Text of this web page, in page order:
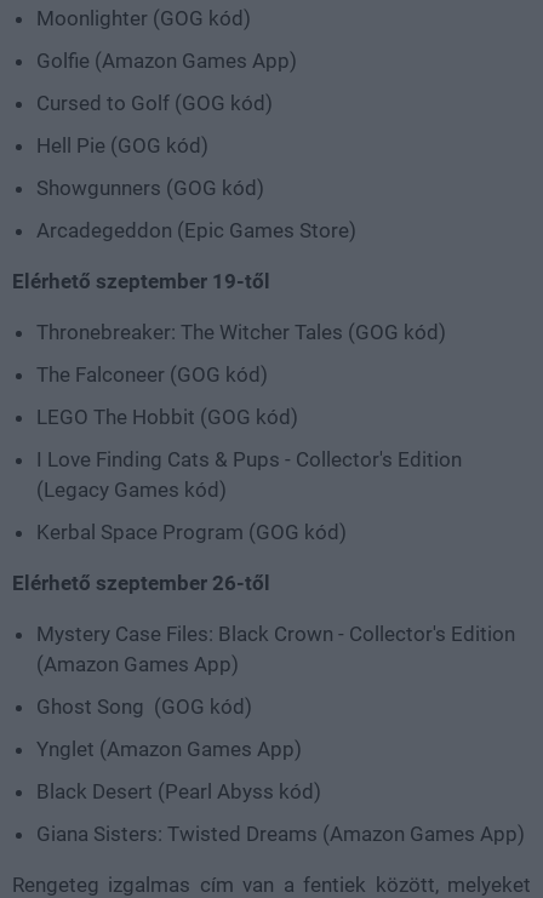
Moonlighter (GOG kód)
Golfie (Amazon Games App)
Cursed to Golf (GOG kód)
Hell Pie (GOG kód)
Showgunners (GOG kód)
Arcadegeddon (Epic Games Store)
Elérhető szeptember 19-től
Thronebreaker: The Witcher Tales (GOG kód)
The Falconeer (GOG kód)
LEGO The Hobbit (GOG kód)
I Love Finding Cats & Pups - Collector's Edition
(Legacy Games kód)
Kerbal Space Program (GOG kód)
Elérhető szeptember 26-től
Mystery Case Files: Black Crown - Collector's Edition
(Amazon Games App)
Ghost Song (GOG kód)
Ynglet (Amazon Games App)
Black Desert (Pearl Abyss kód)
Giana Sisters: Twisted Dreams (Amazon Games App)
Rengeteg izgalmas cím van a fentiek között, melyeket